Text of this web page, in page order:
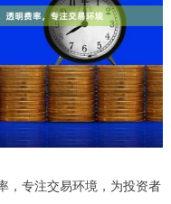
，专注交易环境，为投资者